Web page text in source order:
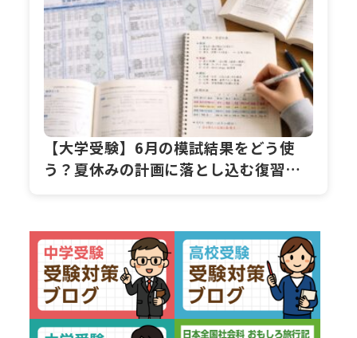
【大学受験】6月の模試結果をどう使
う？夏休みの計画に落とし込む復習ス